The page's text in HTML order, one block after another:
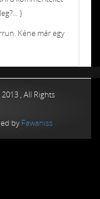
}
Kéne már egy
, All Rights
by Fawaniss